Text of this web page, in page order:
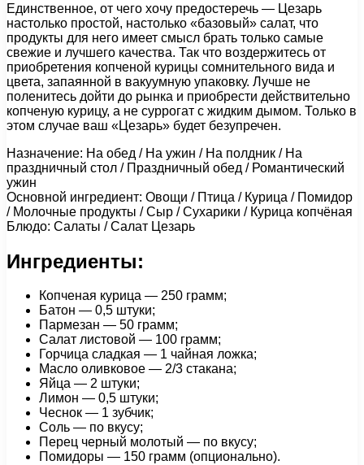
Единственное, от чего хочу предостеречь — Цезарь
настолько простой, настолько «базовый» салат, что
продукты для него имеет смысл брать только самые
свежие и лучшего качества. Так что воздержитесь от
приобретения копченой курицы сомнительного вида и
цвета, запаянной в вакуумную упаковку. Лучше не
поленитесь дойти до рынка и приобрести действительно
копченую курицу, а не суррогат с жидким дымом. Только в
этом случае ваш «Цезарь» будет безупречен.
Назначение: На обед / На ужин / На полдник / На
праздничный стол / Праздничный обед / Романтический
ужин
Основной ингредиент: Овощи / Птица / Курица / Помидор
/ Молочные продукты / Сыр / Сухарики / Курица копчёная
Блюдо: Салаты / Салат Цезарь
Ингредиенты:
Копченая курица — 250 грамм;
Батон — 0,5 штуки;
Пармезан — 50 грамм;
Салат листовой — 100 грамм;
Горчица сладкая — 1 чайная ложка;
Масло оливковое — 2/3 стакана;
Яйца — 2 штуки;
Лимон — 0,5 штуки;
Чеснок — 1 зубчик;
Соль — по вкусу;
Перец черный молотый — по вкусу;
Помидоры — 150 грамм (опционально).